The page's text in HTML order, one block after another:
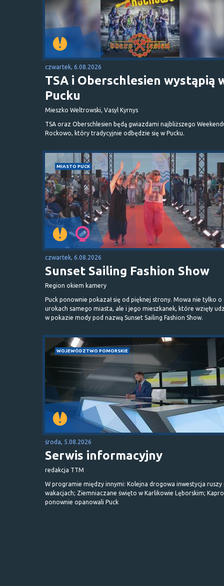
czwartek, 6.08.2026
TSA i Oberschlesien wystąpią
Pucku
Mieszko Weltrowski, Vasyl Kyrnys
TSA oraz Oberschlesien będą gwiazdami najbliższego
Rockowo, który tradycyjnie odbędzie się w Pucku.
MIASTO PUCK
czwartek, 6.08.2026
Sunset Sailing Fashion Show
Region okiem kamery
Puck ponownie pokazał się od pięknej strony. Mowa nie tylko o
urokach samego miasta, ale i jego mieszkanek, które wzięły
w pokazie mody pod nazwą Sunset Sailing Fashion Show.
WOJEWÓDZTWO POMORSKIE
środa, 5.08.2026
Serwis informacyjny
redakcja TTM
W programie między innymi: Kolejna drogowa inwestycja ruszy
wakacjach; Ziemniaczane święto w Karlikowie Lęborskim;
ponownie opanowali Puck